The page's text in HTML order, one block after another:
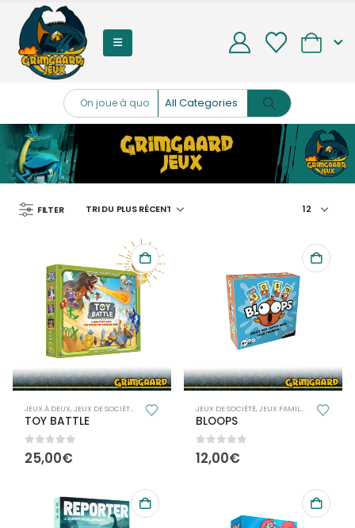
FILTER
JEUX À DEUX,JEUX DE SOCIÉTÉ JEUX FAMILLE
TOY BATTLE
0 out of 5
25,00€
JEUX DE SOCIÉTÉ,JEUX FAMILLE
BLOOPS
0out of 5
12,00€